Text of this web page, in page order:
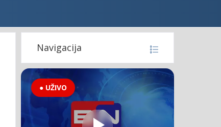
Navigacija
● UŽIVO